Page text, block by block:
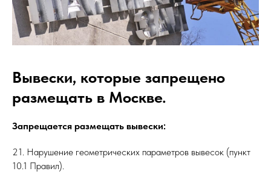
Вывески, которые запрещено
размещать в Москве.
Запрещается размещать вывески:
21. Нарушение геометрических параметров вывесок (пункт
10.1 Правил).